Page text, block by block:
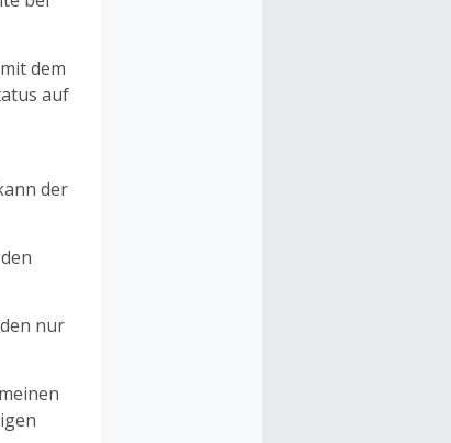
dem
auf
der
nur